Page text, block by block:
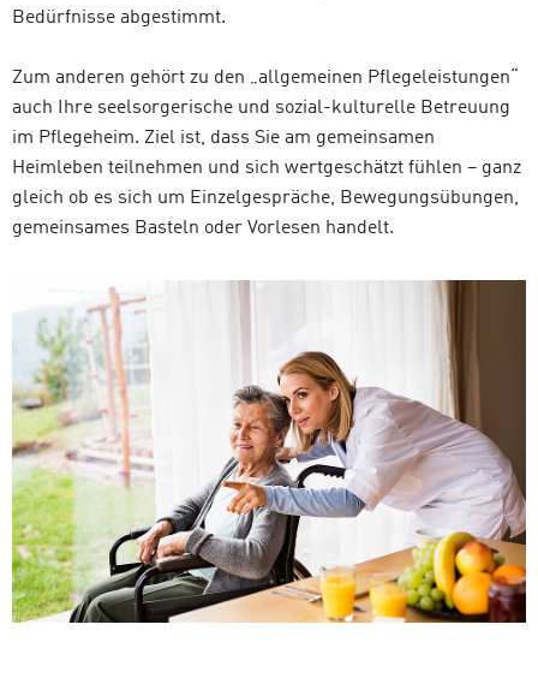
Bedürfnisse abgestimmt.
Zum anderen gehört zu den „allgemeinen Pflegeleistungen“
auch Ihre seelsorgerische und sozial-kulturelle Betreuung
im Pflegeheim. Ziel ist, dass Sie am gemeinsamen
Heimleben teilnehmen und sich wertgeschätzt fühlen – ganz
gleich ob es sich um Einzelgespräche, Bewegungsübungen,
gemeinsames Basteln oder Vorlesen handelt.